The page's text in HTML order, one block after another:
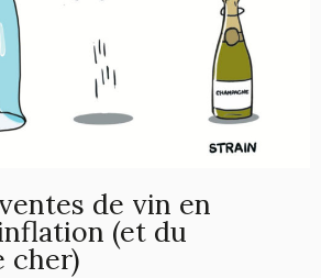
de vin en
(et du
cher)